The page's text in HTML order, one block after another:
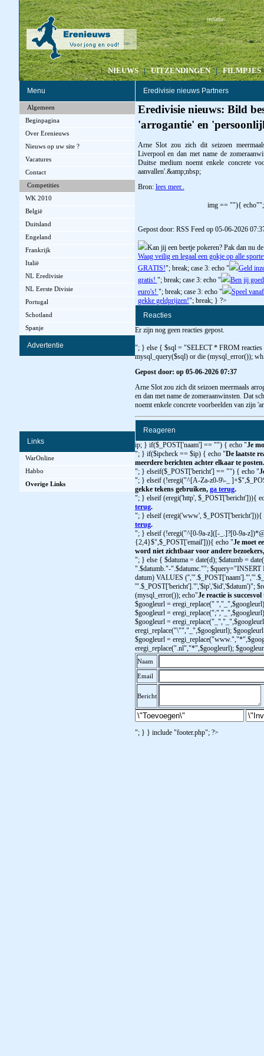
reclame:
| NIEUWS | UITZENDINGEN | FILMPJES
Menu
Algemeen
Beginpagina
Over Erenieuws
Nieuws op uw site ?
Vacatures
Contact
Competities
WK 2010
België
Duitsland
Engeland
Frankrijk
Italië
NL Eredivisie
NL Eerste Divisie
Portugal
Schotland
Spanje
Advertentie
Links
WarOnline
Habbo
Overige Links
Eredivisie nieuws Partners
Eredivisie nieuws: Bild
'arrogantie' en
Arne Slot zou zich dit seizoen
Liverpool en dan met name de
Duitse medium noemt enkele concrete
aanvallen'.&amp;nbsp;
Bron: lees meer..
img == ""){
Gepost door: RSS Feed op 05-06-2026
Kan jij een beetje pokeren? Pak dan nu
Waag veilig en legaal een gokje op alle
GRATIS!"; break; case 3: echo "
Geld
gratis! "; break; case 3: echo "
Ben jij
euro's! "; break; case 3: echo "
Speel
gekke geldprijzen!"; break; } ?>
Reacties
Er zijn nog geen reacties gepost.
"; } else { $sql = "SELECT * FROM
mysql_query($sql) or die (mysql_error());
Gepost door: op 05-06-2026 07:37
Arne Slot zou zich dit seizoen meermaals
en dan met name de zomeraanwinsten. Dat
noemt enkele concrete voorbeelden van zijn
Reageren
ip; } if($_POST['naam'] == "") { echo "Je
"; } if($ipcheck == $ip) { echo "De laatste
meerdere berichten achter elkaar te posten.
"; } elseif($_POST['bericht'] == "") { echo "
"; } elseif (!eregi("^[A-Za-z0-9\-_
gekke tekens gebruiken, ga terug.
"; } elseif (eregi('http', $_POST['bericht'])){
terug.
"; } elseif (eregi('www', $_POST['bericht'])){
terug.
"; } elseif (!eregi("^[0-9a-z]([-_.]?[0-9a-
{2,4}$",$_POST['email'])){ echo "Je moet
word niet zichtbaar voor andere
"; } else { $datuma = date(d); $datumb =
".$datumb."-".$datumc.""; $query="INSERT
datum) VALUES
'".$_POST['bericht']."','$ip','$id','$datum')";
(mysql_error()); echo"Je reactie is succesvol
$googleurl = eregi_replace("
$googleurl =
$googleurl =
eregi_replace("\"","_",$googleurl);
$googleurl =
eregi_replace(".nl","*",$googleurl);
Naam
Email
Bericht
"; } } include "footer.php"; ?>